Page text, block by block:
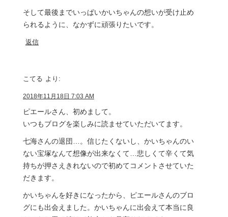
そして最後までいっぱいかいちゃんの想いが受け止め
られるように、なかずに頑張りたいです。
返信
こてる より:
2018年11月18日 7:03 AM
ピエールさん、初めまして。
いつもブログを楽しみに読ませていただいてます。
七海さんの退団…。信じたくないし、かいちゃんのい
ない宝塚なんて想像が出来なくて…悲しくて辛くて気
持ちが押さえきれないので初めてコメントさせていた
だきます。
かいちゃんを好きになったから、ピエールさんのブロ
グにも出会えました。かいちゃんに出会えて本当に良